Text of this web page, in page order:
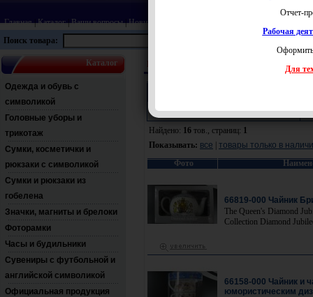
Главная|Каталог|Ваши вопросы|Новинки
Поиск товара:
Каталог
Одежда и обувь с
символикой
Головные уборы и
трикотаж
Сумки, косметички и
рюкзаки с символикой
Сумки и рюкзаки из
гобелена
Значки, магниты и брелоки
Фоторамки
Часы и будильники
Сувениры с футбольной и
английской символикой
Официальная продукция
Раздел:
Найдено: 16 тов., страниц: 1
Показывать: все
товары только в
Фото
66819-000 Чайник
The Queen's Diamond
Collection Diamond
66158-000 Чайник и
юмористическим
Отчет-
Рабочая
Для